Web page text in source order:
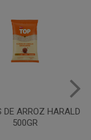
DE ARROZ HARALD
500GR